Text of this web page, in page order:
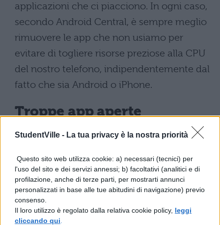
StudentVille - La tua privacy è la nostra priorità
Questo sito web utilizza cookie: a) necessari (tecnici) per
l'uso del sito e dei servizi annessi; b) facoltativi (analitici e di
profilazione, anche di terze parti, per mostrarti annunci
personalizzati in base alle tue abitudini di navigazione) previo
consenso.
Il loro utilizzo è regolato dalla relativa cookie policy, leggi
cliccando qui
applicazioni che ci piacciono. In ogni caso,
secondo Android Central, è sempre meglio
rimuovere le app che non usiamo per
evitare di togliere risorse preziose alla CPU
del nostro telefono, indipendentemente dal
fatto che sia Android o iPhone.
Troppe app aperte
È un problema comune: una volta che
passiamo alle altre app, così che queste si
accumulano in background. Questo porta
velocemente a scaricare la batteria del
nostro smartphone. Buona accortezza